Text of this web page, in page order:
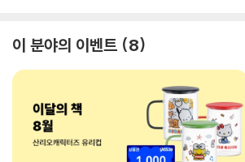
이 분야의 이벤트 8